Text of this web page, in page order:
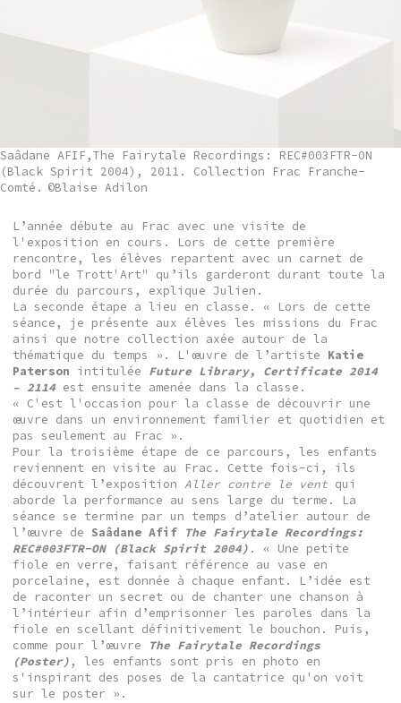
Saâdane AFIF,The Fairytale Recordings: REC#003FTR-ON
(Black Spirit 2004), 2011. Collection Frac Franche-
Comté. ©Blaise Adilon
L’année débute au Frac avec une visite de
l'exposition en cours. Lors de cette première
rencontre, les élèves repartent avec un carnet de
bord "le Trott'Art" qu’ils garderont durant toute la
durée du parcours, explique Julien.
La seconde étape a lieu en classe. « Lors de cette
séance, je présente aux élèves les missions du Frac
ainsi que notre collection axée autour de la
thématique du temps ». L'œuvre de l’artiste Katie
Paterson intitulée Future Library, Certificate 2014
– 2114 est ensuite amenée dans la classe.
« C'est l'occasion pour la classe de découvrir une
œuvre dans un environnement familier et quotidien et
pas seulement au Frac ».
Pour la troisième étape de ce parcours, les enfants
reviennent en visite au Frac. Cette fois-ci, ils
découvrent l’expositionAller contre le vent qui
aborde la performance au sens large du terme. La
séance se termine par un temps d’atelier autour de
l’œuvre de Saâdane Afif The Fairytale Recordings:
REC#003FTR-ON (Black Spirit 2004) . « Une petite
fiole en verre, faisant référence au vase en
porcelaine, est donnée à chaque enfant. L’idée est
de raconter un secret ou de chanter une chanson à
l’intérieur afin d’emprisonner les paroles dans la
fiole en scellant définitivement le bouchon. Puis,
comme pour l’œuvre The Fairytale Recordings
(Poster) , les enfants sont pris en photo en
s'inspirant des poses de la cantatrice qu'on voit
sur le poster ».